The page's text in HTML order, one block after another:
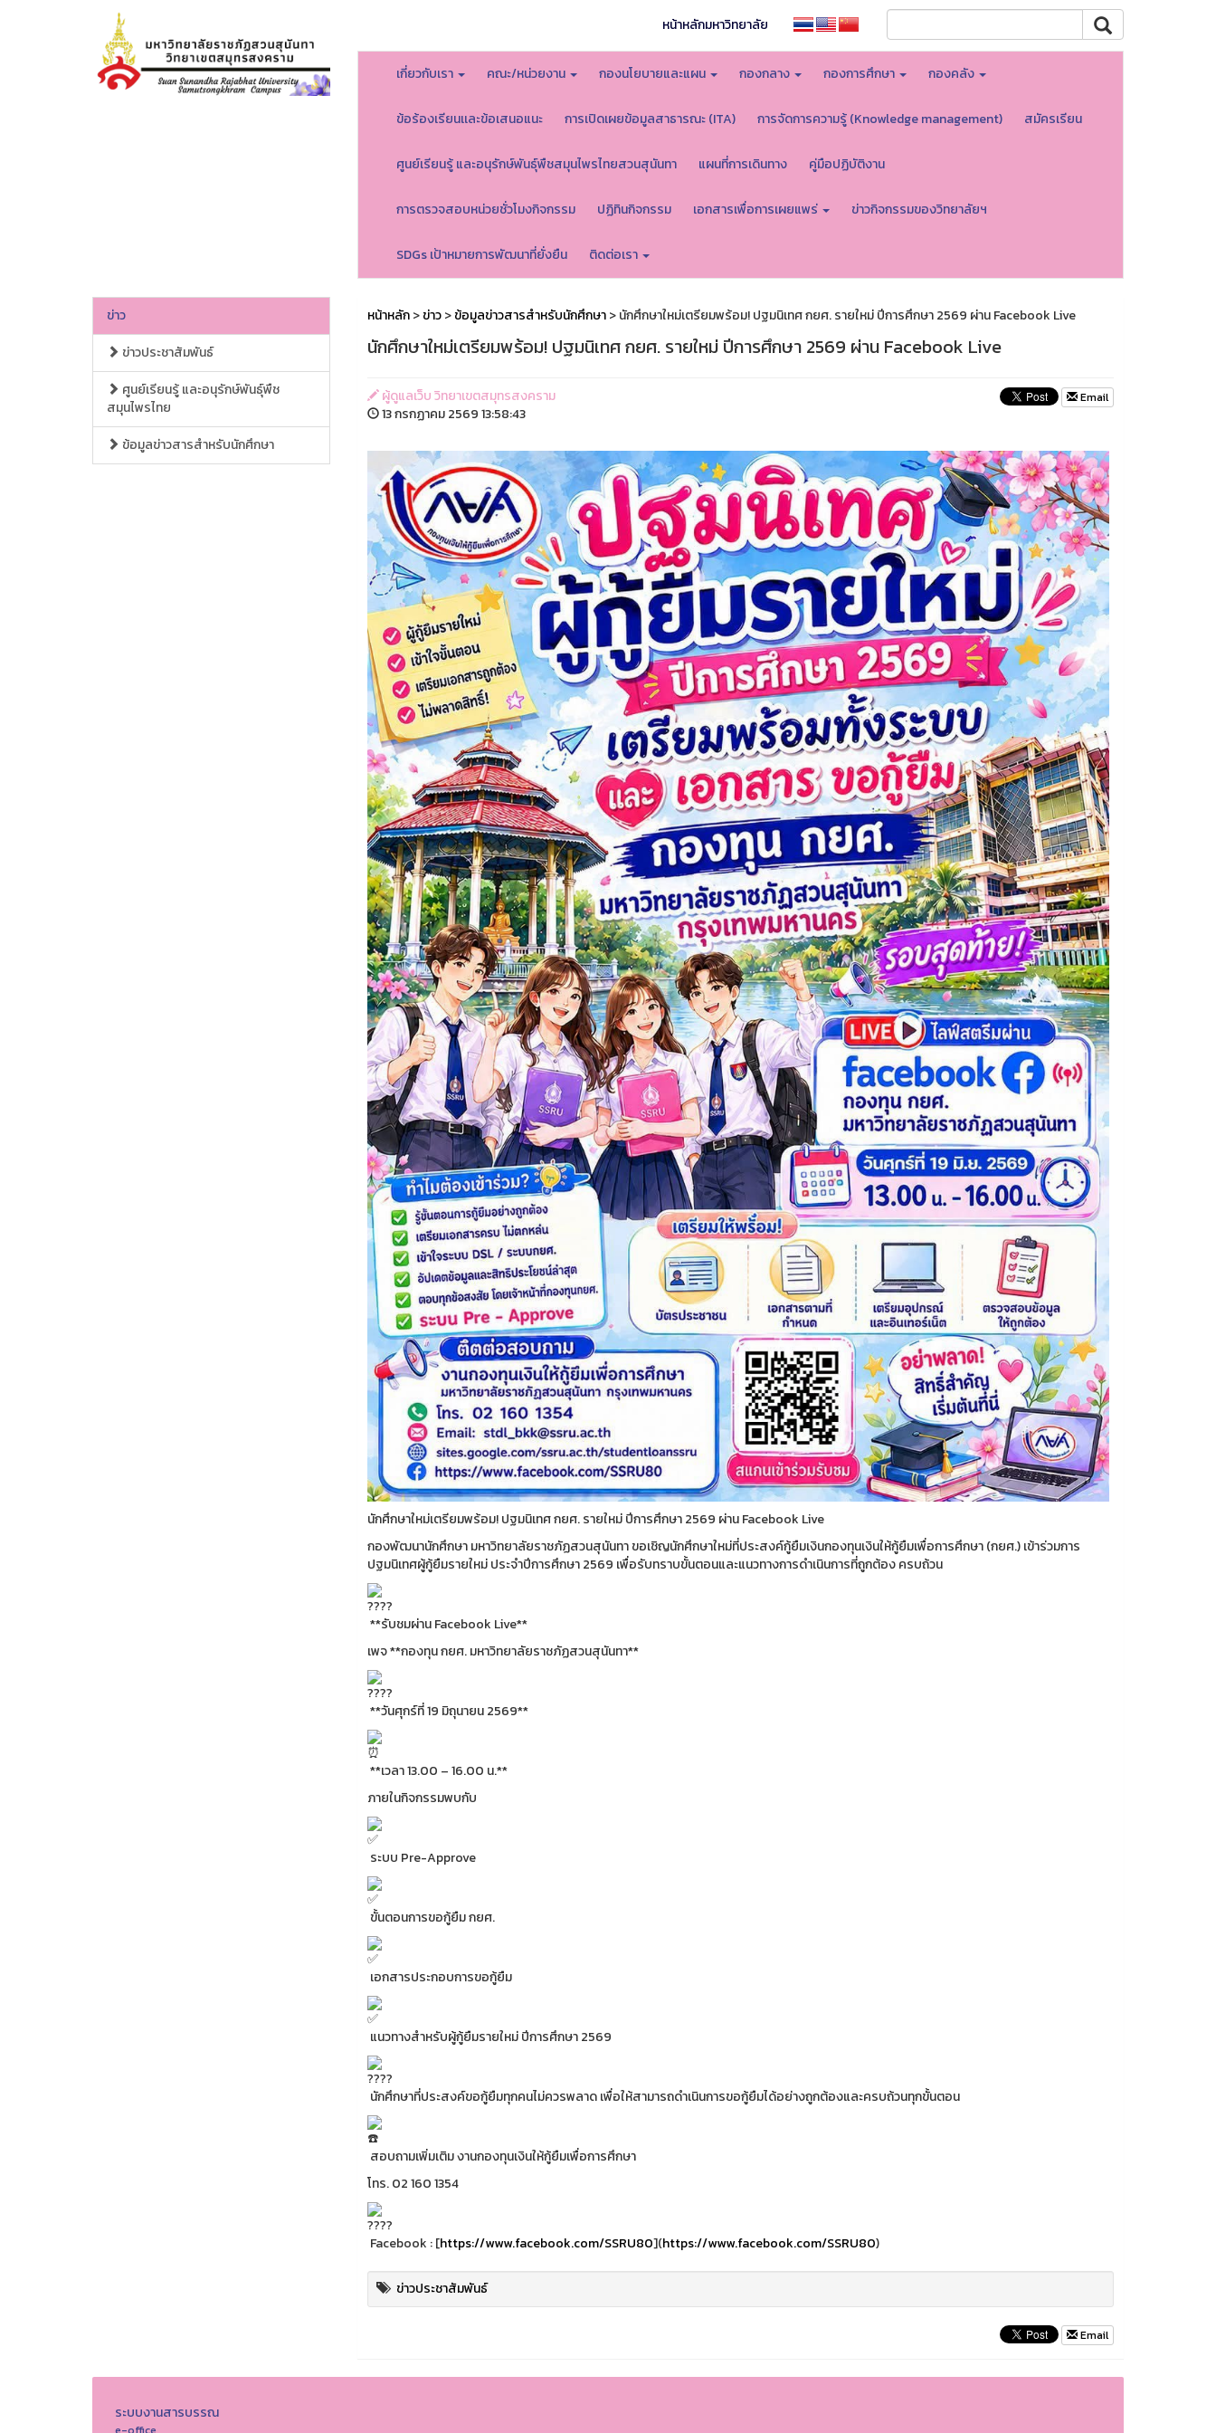
หน้าหลักมหาวิทยาลัย
เกี่ยวกับเรา คณะ/หน่วยงาน กองนโยบายและแผน กองกลาง กองการศึกษา กองคลัง
ข้อร้องเรียนเเละข้อเสนอแนะ การเปิดเผยข้อมูลสาธารณะ (ITA) การจัดการความรู้ (Knowledge management) สมัครเรียน
ศูนย์เรียนรู้ และอนุรักษ์พันธุ์พืชสมุนไพรไทยสวนสุนันทา แผนที่การเดินทาง คู่มือปฏิบัติงาน
การตรวจสอบหน่วยชั่วโมงกิจกรรม ปฏิทินกิจกรรม เอกสารเพื่อการเผยแพร่ ข่าวกิจกรรมของวิทยาลัยฯ
SDGs เป้าหมายการพัฒนาที่ยั่งยืน ติดต่อเรา
ข่าว
ข่าวประชาสัมพันธ์
ศูนย์เรียนรู้ และอนุรักษ์พันธุ์พืช
สมุนไพรไทย
ข้อมูลข่าวสารสำหรับนักศึกษา
หน้าหลัก>ข่าว>ข้อมูลข่าวสารสำหรับนักศึกษา> นักศึกษาใหม่เตรียมพร้อม! ปฐมนิเทศ กยศ. รายใหม่ ปีการศึกษา 2569 ผ่าน Facebook Live
นักศึกษาใหม่เตรียมพร้อม! ปฐมนิเทศ กยศ. รายใหม่ ปีการศึกษา 2569 ผ่าน Facebook Live
ผู้ดูแลเว็บ วิทยาเขตสมุทรสงคราม
13 กรกฏาคม 2569 13:58:43
Email
นักศึกษาใหม่เตรียมพร้อม! ปฐมนิเทศ กยศ. รายใหม่ ปีการศึกษา 2569 ผ่าน Facebook Live
กองพัฒนานักศึกษา มหาวิทยาลัยราชภัฏสวนสุนันทา ขอเชิญนักศึกษาใหม่ที่ประสงค์กู้ยืมเงินกองทุนเงินให้กู้ยืมเพื่อการศึกษา (กยศ.) เข้าร่วมการ
ปฐมนิเทศผู้กู้ยืมรายใหม่ ประจำปีการศึกษา 2569 เพื่อรับทราบขั้นตอนและแนวทางการดำเนินการที่ถูกต้อง ครบถ้วน
**รับชมผ่าน Facebook Live**
เพจ **กองทุน กยศ. มหาวิทยาลัยราชภัฏสวนสุนันทา**
**วันศุกร์ที่ 19 มิถุนายน 2569**
**เวลา 13.00 – 16.00 น.**
ภายในกิจกรรมพบกับ
ระบบ Pre-Approve
ขั้นตอนการขอกู้ยืม กยศ.
เอกสารประกอบการขอกู้ยืม
แนวทางสำหรับผู้กู้ยืมรายใหม่ ปีการศึกษา 2569
นักศึกษาที่ประสงค์ขอกู้ยืมทุกคนไม่ควรพลาด เพื่อให้สามารถดำเนินการขอกู้ยืมได้อย่างถูกต้องและครบถ้วนทุกขั้นตอน
สอบถามเพิ่มเติม งานกองทุนเงินให้กู้ยืมเพื่อการศึกษา
โทร. 02 160 1354
Facebook : [https://www.facebook.com/SSRU80](https://www.facebook.com/SSRU80)
ข่าวประชาสัมพันธ์
Email
ระบบงานสารบรรณ